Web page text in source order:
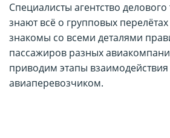
Специалисты агентство
знают всё о групповых
знакомы со всеми деталями
пассажиров разных
приводим этапы
авиаперевозчиком.